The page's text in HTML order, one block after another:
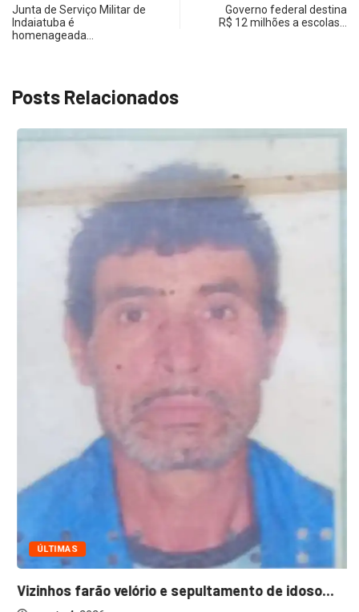
Junta de Serviço Militar de
Indaiatuba é
homenageada…
Governo federal destina
R$ 12 milhões a escolas…
Posts Relacionados
ÚLTIMAS
Vizinhos farão velório e sepultamento de idoso...